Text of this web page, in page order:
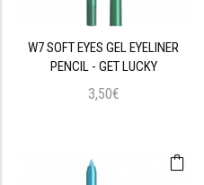
W7 SOFT EYES GEL EYELINER
PENCIL - GET LUCKY
3,50€